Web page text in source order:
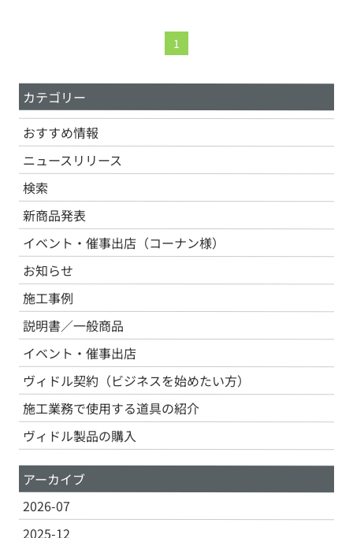
カテゴリー
おすすめ情報
ニュースリリース
検索
新商品発表
イベント・催事出店（コーナン様）
お知らせ
施工事例
説明書／一般商品
イベント・催事出店
ヴィドル契約（ビジネスを始めたい方）
施工業務で使用する道具の紹介
ヴィドル製品の購入
アーカイブ
2026-07
2025-12
1